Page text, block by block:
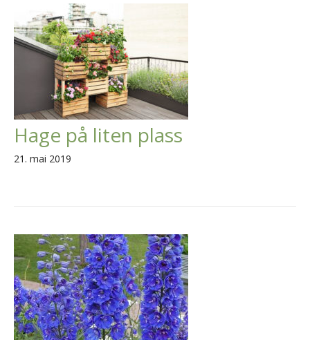
Hage på liten plass
21. mai 2019